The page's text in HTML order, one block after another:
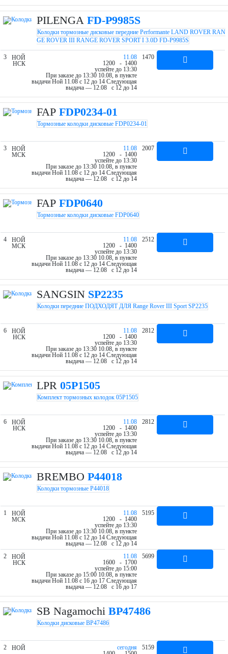
PILENGA FD-P9985S
Колодки тормозные дисковые передние Performante LAND ROVER RAN
GE ROVER III RANGE ROVER SPORT I 3.0D FD-P9985S
3
НОЙ
НСК
11.08
1200 - 1400
успейте до 13:30
При заказе до 13:30 10.08, в пункте
выдачи Ной 11.08 c 12 до 14 Следующая
выдача — 12.08 c 12 до 14
1470
FAP FDP0234-01
Тормозные колодки дисковые FDP0234-01
3
НОЙ
МСК
11.08
1200 - 1400
успейте до 13:30
При заказе до 13:30 10.08, в пункте
выдачи Ной 11.08 c 12 до 14 Следующая
выдача — 12.08 c 12 до 14
2007
FAP FDP0640
Тормозные колодки дисковые FDP0640
4
НОЙ
МСК
11.08
1200 - 1400
успейте до 13:30
При заказе до 13:30 10.08, в пункте
выдачи Ной 11.08 c 12 до 14 Следующая
выдача — 12.08 c 12 до 14
2512
SANGSIN SP2235
Колодки передние ПОДХОДЯТ ДЛЯ Range Rover III Sport SP2235
6
НОЙ
НСК
11.08
1200 - 1400
успейте до 13:30
При заказе до 13:30 10.08, в пункте
выдачи Ной 11.08 c 12 до 14 Следующая
выдача — 12.08 c 12 до 14
2812
LPR 05P1505
Комплект тормозных колодок 05P1505
6
НОЙ
НСК
11.08
1200 - 1400
успейте до 13:30
При заказе до 13:30 10.08, в пункте
выдачи Ной 11.08 c 12 до 14 Следующая
выдача — 12.08 c 12 до 14
2812
BREMBO P44018
Колодки тормозные P44018
1
НОЙ
МСК
11.08
1200 - 1400
успейте до 13:30
При заказе до 13:30 10.08, в пункте
выдачи Ной 11.08 c 12 до 14 Следующая
выдача — 12.08 c 12 до 14
5195
2
НОЙ
НСК
11.08
1600 - 1700
успейте до 15:00
При заказе до 15:00 10.08, в пункте
выдачи Ной 11.08 c 16 до 17 Следующая
выдача — 12.08 c 16 до 17
5699
SB Nagamochi BP47486
Колодки дисковые BP47486
2 НОЙ
cегодня
5159